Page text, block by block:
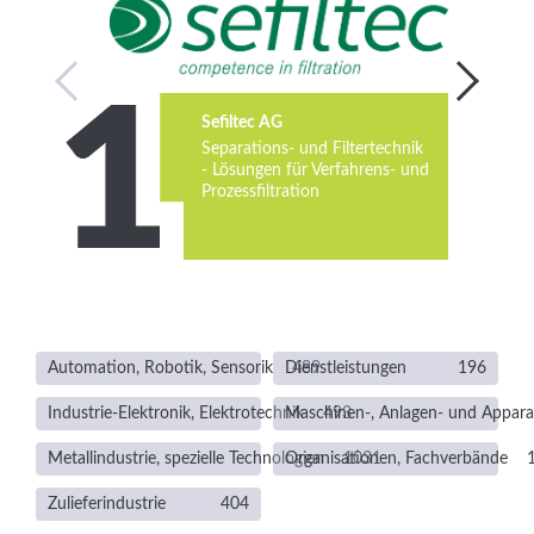
Newsletter
Sefiltec AG
Separations- und Filtertechnik
- Lösungen für Verfahrens- und
Prozessfiltration
Automation, Robotik, Sensorik 489
Dienstleistungen 196
Industrie-Elektronik, Elektrotechnik 493
Maschinen-, Anlagen- und
Metallindustrie, spezielle Technologien 1031
Organisationen, Fachverbände
Zulieferindustrie 404